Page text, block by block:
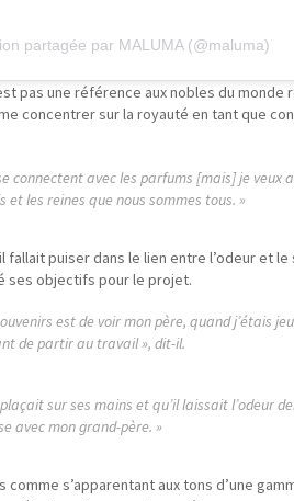
partagée par MALUMA (@maluma)
pas une référence aux nobles du
concentrer sur la royauté en tant que
connectent avec les parfums [mais] je veux
et les reines que nous sommes tous. »
fallait puiser dans le lien entre l’odeur et
ses objectifs pour le projet.
est de voir mon père, quand j’étais
de partir au travail », dit-il.
plaçait sur ses mains et qu’il laissait l’odeur
avec mon grand-père. »
s’apparentant aux tons d’une